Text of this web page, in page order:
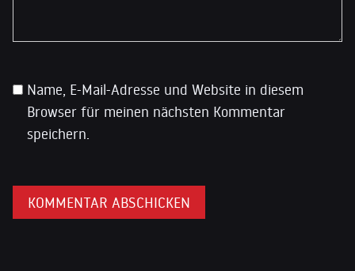
Name, E-Mail-Adresse und Website in diesem
Browser für meinen nächsten Kommentar
speichern.